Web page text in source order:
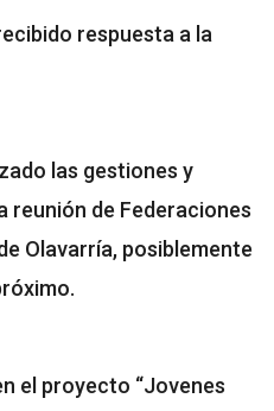
respuesta a la
las gestiones y
reunión de Federaciones
Olavarría, posiblemente
el proyecto “Jovenes